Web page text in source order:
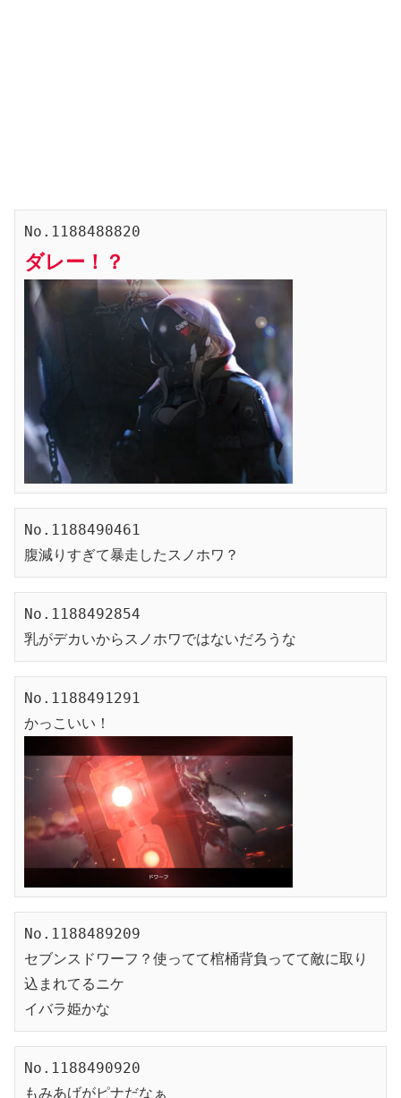
ダレー！？
No.1188490461
腹減りすぎて暴走したスノホワ？
No.1188492854
乳がデカいからスノホワではないだろうな
No.1188491291
No.1188489209
セブンスドワーフ？使ってて棺桶背負ってて敵に取り
込まれてるニケ
イバラ姫かな
No.1188490920
もみあげがピナだなぁ